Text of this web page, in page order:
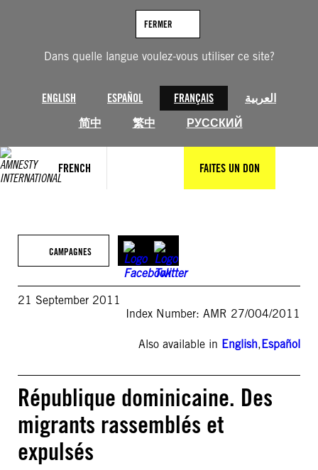
Dans quelle langue voulez-vous utiliser ce site?
ENGLISH ESPAÑOL FRANÇAIS
العربية
简中
繁中 РУССКИЙ
FERMER
FRENCH FAITES UN DON
CAMPAGNES
21 September 2011
Index Number: AMR 27/004/2011
Also available in English,Español
République dominicaine. Des
migrants rassemblés et
expulsés